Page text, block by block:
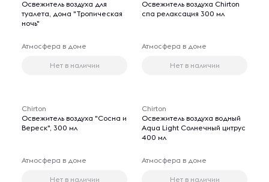
Освежитель воздуха для
туалета, дома "Тропическая
ночь"
Атмосфера в доме
Нет в наличии
Освежитель воздуха Chirton
спа релаксация 300 мл
Атмосфера в доме
Нет в наличии
Chirton
Освежитель воздуха "Сосна и
Вереск", 300 мл
Атмосфера в доме
Нет в наличии
Chirton
Освежитель воздуха водный
Aqua Light Солнечный цитрус
400 мл
Атмосфера в доме
Нет в наличии